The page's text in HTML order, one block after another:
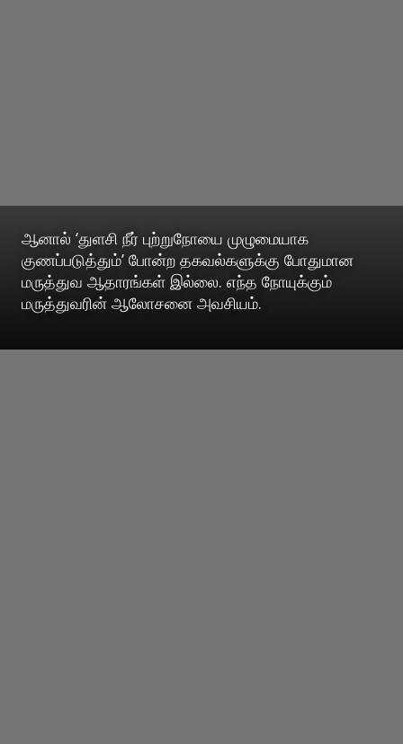
ஆனால் ‘துளசி நீர் புற்றுநோயை முழுமையாக
குணப்படுத்தும்’ போன்ற தகவல்களுக்கு போதுமான
மருத்துவ ஆதாரங்கள் இல்லை. எந்த நோயுக்கும்
மருத்துவரின் ஆலோசனை அவசியம்.